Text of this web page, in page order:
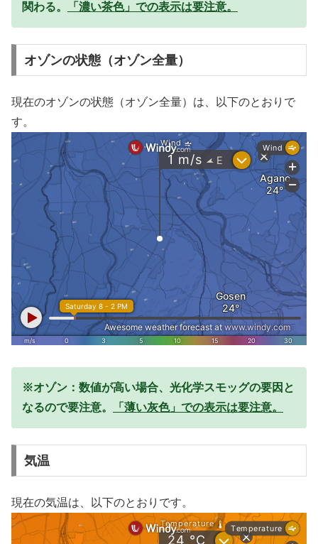
関わる。
「濃い茶色」での表示は要注意。
オゾンの状態（オゾン全量）
現在のオゾンの状態（オゾン全量）は、以下のとおりで
す。
※オゾン：数値が高い場合、光化学スモッグの要因と
なるので要注意。
「薄い灰色」での表示は要注意。
気温
現在の気温は、以下のとおりです。